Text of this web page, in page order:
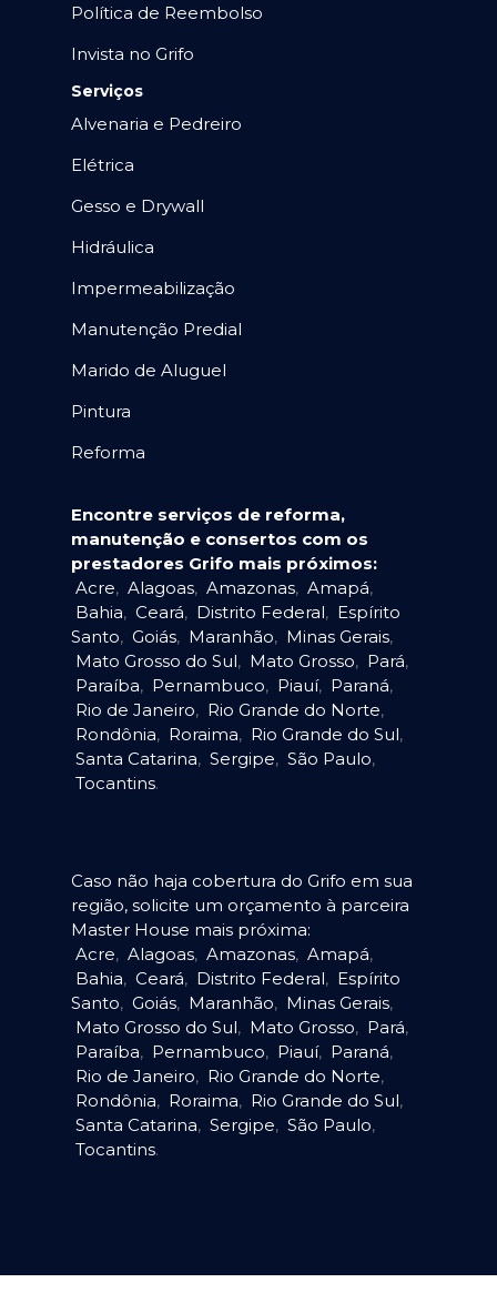
Política de Reembolso
Invista no Grifo
Serviços
Alvenaria e Pedreiro
Elétrica
Gesso e Drywall
Hidráulica
Impermeabilização
Manutenção Predial
Marido de Aluguel
Pintura
Reforma
Encontre serviços de reforma,
manutenção e consertos com os
prestadores Grifo mais próximos:
Acre, Alagoas, Amazonas, Amapá,
Bahia, Ceará, Distrito Federal, Espírito
Santo, Goiás, Maranhão, Minas Gerais,
Mato Grosso do Sul, Mato Grosso, Pará,
Paraíba, Pernambuco, Piauí, Paraná,
Rio de Janeiro, Rio Grande do Norte,
Rondônia, Roraima, Rio Grande do Sul,
Santa Catarina, Sergipe, São Paulo,
Tocantins.
Caso não haja cobertura do Grifo em sua
região, solicite um orçamento à parceira
Master House mais próxima:
Acre, Alagoas, Amazonas, Amapá,
Bahia, Ceará, Distrito Federal, Espírito
Santo, Goiás, Maranhão, Minas Gerais,
Mato Grosso do Sul, Mato Grosso, Pará,
Paraíba, Pernambuco, Piauí, Paraná,
Rio de Janeiro, Rio Grande do Norte,
Rondônia, Roraima, Rio Grande do Sul,
Santa Catarina, Sergipe, São Paulo,
Tocantins.